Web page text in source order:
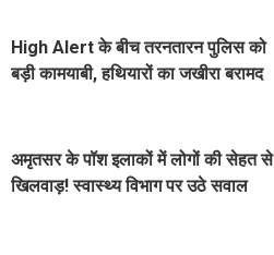
High Alert के बीच तरनतारन पुलिस को
बड़ी कामयाबी, हथियारों का जखीरा बरामद
अमृतसर के पॉश इलाकों में लोगों की सेहत से
खिलवाड़! स्वास्थ्य विभाग पर उठे सवाल